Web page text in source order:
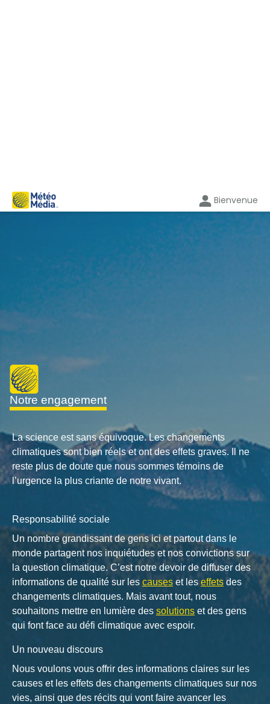
Bienvenue
notre engagement
La science est sans équivoque. Les changements
climatiques sont bien réels et ont des effets graves. Il ne
reste plus de doute que nous sommes témoins de
l’urgence la plus criante de notre vivant.
Responsabilité sociale
Un nombre grandissant de gens ici et partout dans le
monde partagent nos inquiétudes et nos convictions sur
la question climatique. C’est notre devoir de diffuser des
informations de qualité sur les causes et leseffets des
changements climatiques. Mais avant tout, nous
souhaitons mettre en lumière des solutions et des gens
qui font face au défi climatique avec espoir.
Un nouveau discours
Nous voulons vous offrir des informations claires sur les
causes et les effets des changements climatiques sur nos
vies, ainsi que des récits qui vont faire avancer les